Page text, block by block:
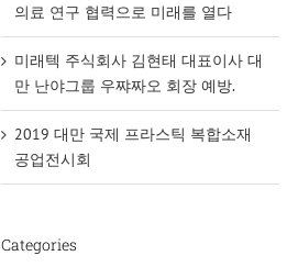
의료 연구 협력으로 미래를 열다
미래텍 주식회사 김현태 대표이사 대
만 난야그룹 우쨔짜오 회장 예방.
2019 대만 국제 프라스틱 복합소재
공업전시회
Categories